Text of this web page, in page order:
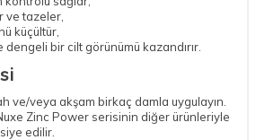
ve tazeler,
küçültür,
dengeli bir cilt görünümü kazandırır.
ve/veya akşam birkaç damla uygulayın.
Zinc Power serisinin diğer ürünleriyle
edilir.